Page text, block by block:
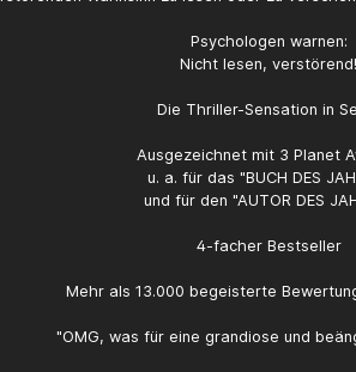
Psychologen warnen:
Nicht lesen, verstörend!
Die Thriller-Sensation in
Ausgezeichnet mit 3 Planet
u. a. für das "BUCH DES
und für den "AUTOR DES
4-facher Bestseller
Mehr als 13.000 begeisterte
"OMG, was für eine grandiose und